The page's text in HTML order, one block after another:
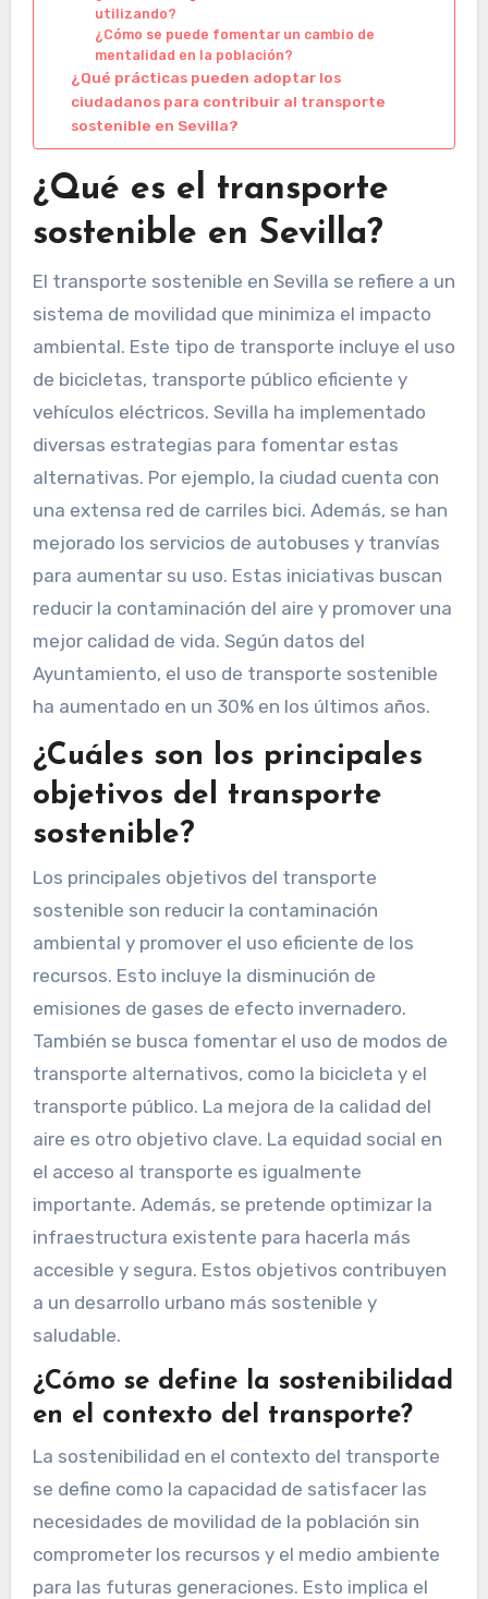
utilizando?
¿Cómo se puede fomentar un cambio de
mentalidad en la población?
¿Qué prácticas pueden adoptar los
ciudadanos para contribuir al transporte
sostenible en Sevilla?
¿Qué es el transporte
sostenible en Sevilla?
El transporte sostenible en Sevilla se refiere a un
sistema de movilidad que minimiza el impacto
ambiental. Este tipo de transporte incluye el uso
de bicicletas, transporte público eficiente y
vehículos eléctricos. Sevilla ha implementado
diversas estrategias para fomentar estas
alternativas. Por ejemplo, la ciudad cuenta con
una extensa red de carriles bici. Además, se han
mejorado los servicios de autobuses y tranvías
para aumentar su uso. Estas iniciativas buscan
reducir la contaminación del aire y promover una
mejor calidad de vida. Según datos del
Ayuntamiento, el uso de transporte sostenible
ha aumentado en un 30% en los últimos años.
¿Cuáles son los principales
objetivos del transporte
sostenible?
Los principales objetivos del transporte
sostenible son reducir la contaminación
ambiental y promover el uso eficiente de los
recursos. Esto incluye la disminución de
emisiones de gases de efecto invernadero.
También se busca fomentar el uso de modos de
transporte alternativos, como la bicicleta y el
transporte público. La mejora de la calidad del
aire es otro objetivo clave. La equidad social en
el acceso al transporte es igualmente
importante. Además, se pretende optimizar la
infraestructura existente para hacerla más
accesible y segura. Estos objetivos contribuyen
a un desarrollo urbano más sostenible y
saludable.
¿Cómo se define la sostenibilidad
en el contexto del transporte?
La sostenibilidad en el contexto del transporte
se define como la capacidad de satisfacer las
necesidades de movilidad de la población sin
comprometer los recursos y el medio ambiente
para las futuras generaciones. Esto implica el